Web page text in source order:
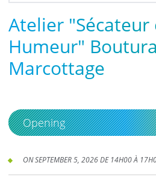
Atelier "Sécateur
Humeur"
Marcottage
Opening
ON SEPTEMBER 5, 2026 DE 14H00 À